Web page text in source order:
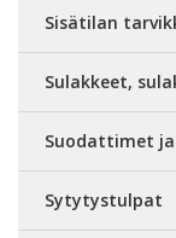
Sisätilan
Sulakkeet,
Suodattimet
Sytytystulpat